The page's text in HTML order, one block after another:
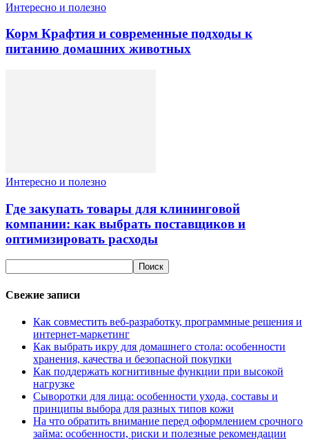
Интересно и полезно
Корм Крафтия и современные подходы к
питанию домашних животных
Интересно и полезно
Где закупать товары для клининговой
компании: как выбрать поставщиков и
оптимизировать расходы
Свежие записи
Как совместить веб-разработку, программные решения и
интернет-маркетинг
Как выбрать икру для домашнего стола: особенности
хранения, качества и безопасной покупки
Как поддержать когнитивные функции при высокой
нагрузке
Сыворотки для лица: особенности ухода, составы и
принципы выбора для разных типов кожи
На что обратить внимание перед оформлением срочного
займа: особенности, риски и полезные рекомендации